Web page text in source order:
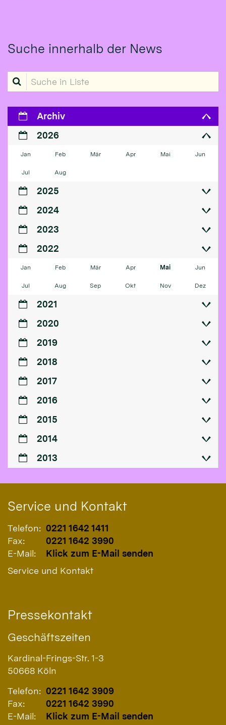
Suche innerhalb der News
Suche in Liste
Archiv
2026
Jan Feb Mär Apr Mai Jun
Jul Aug
2025
2024
2023
2022
Jan Feb Mär Apr Mai Jun
Jul Aug Sep Okt Nov Dez
2021
2020
2019
2018
2017
2016
2015
2014
2013
Service und Kontakt
Telefon: 0221 1642 1411
Fax:
0221 1642 3990
E-Mail:
Klick zum E-Mail senden
Service und Kontakt
Pressekontakt
Geschäftszeiten
Kardinal-Frings-Str. 1-3
50668 Köln
Telefon: 0221 1642 3909
Fax:
0221 1642 3990
E-Mail:
Klick zum E-Mail senden